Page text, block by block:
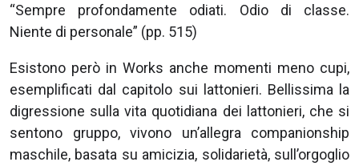
“Sempre profondamente odiati. Odio di classe.
Niente di personale” (pp. 515)
Esistono però in Works anche momenti meno cupi,
esemplificati dal capitolo sui lattonieri. Bellissima la
digressione sulla vita quotidiana dei lattonieri, che si
sentono gruppo, vivono un’allegra companionship
maschile, basata su amicizia, solidarietà, sull’orgoglio